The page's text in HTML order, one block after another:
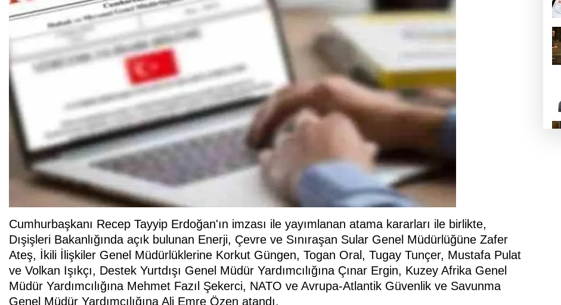
Cumhurbaşkanı Recep Tayyip Erdoğan'ın imzası ile yayımlanan atama kararları ile birlikte,
Dışişleri Bakanlığında açık bulunan Enerji, Çevre ve Sınıraşan Sular Genel Müdürlüğüne Zafer
Ateş, İkili İlişkiler Genel Müdürlüklerine Korkut Güngen, Togan Oral, Tugay Tunçer, Mustafa Pulat
ve Volkan Işıkçı, Destek Yurtdışı Genel Müdür Yardımcılığına Çınar Ergin, Kuzey Afrika Genel
Müdür Yardımcılığına Mehmet Fazıl Şekerci, NATO ve Avrupa-Atlantik Güvenlik ve Savunma
Genel Müdür Yardımcılığına Ali Emre Özen atandı.